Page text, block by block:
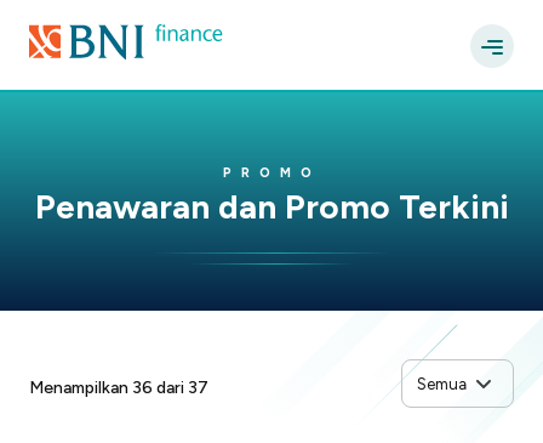
PROMO
Penawaran dan Promo Terkini
Menampilkan 36 dari 37